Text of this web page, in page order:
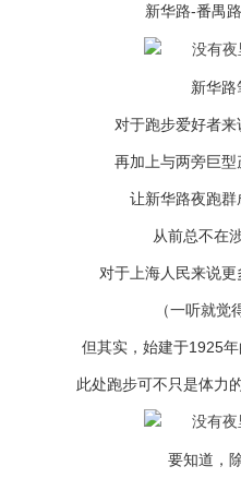
新华路-番禺
新华路
对于跑步爱好者来
再加上与两旁巨型
让新华路夜跑群
从前总不在
对于上海人民来说更
（一听就觉
但其实，始建于1925年
此处跑步可不只是体力
要知道，